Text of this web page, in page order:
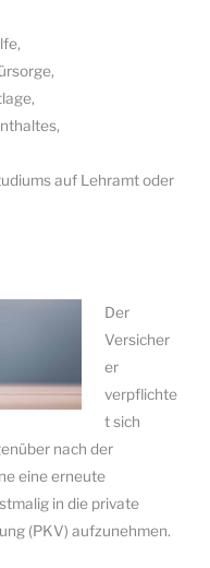
auf Lehramt oder
Der
Versicher
er
verpflichte
t sich
nach der
eine erneute
in die private
(PKV) aufzunehmen.